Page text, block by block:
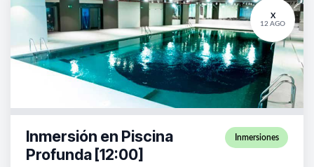
X
12 AGO
Inmersión en Piscina
Profunda [12:00]
Inmersiones